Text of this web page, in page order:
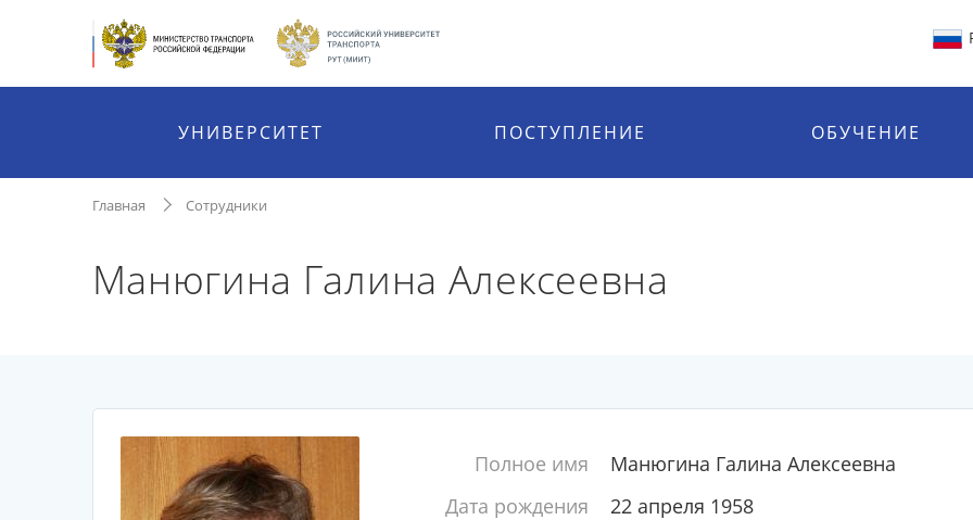
УНИВЕРСИТЕТ ПОСТУПЛЕНИЕ ОБУЧЕНИЕ
Главная Сотрудники
Манюгина Галина Алексеевна
Полное имя
Манюгина Галина Алексеевна
Дата рождения
22 апреля 1958